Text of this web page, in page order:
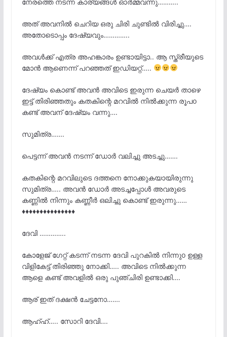
അത് അവനിൽ ചെറിയ ഒരു ചിരി ചുണ്ടിൽ വിരിച്ചു….
അതോടൊപ്പം ദേഷ്യവും…………..
അവൾക്ക് എത്ര അഹങ്കാരം ഉണ്ടായിട്ടാ.. ആ സ്ത്രീയുടെ
മോൻ ആണെന്ന് പറഞ്ഞത് ഇഡിയറ്റ്…..
ദേഷ്യം കൊണ്ട് അവൻ അവിടെ ഇരുന്ന ചെയർ താഴെ
ഇട്ട് തിരിഞ്ഞതും കതകിന്റെ മറവിൽ നിൽക്കുന്ന രൂപo
കണ്ട് അവന് ദേഷ്യം വന്നു….
സുമിത്ര…….
പെട്ടന്ന് അവൻ നടന്ന് ഡോർ വലിച്ചു അടച്ചു…….
കതകിന്റെ മറവിലുടെ ദത്തനെ നോക്കുകയായിരുന്നു
സുമിത്ര….. അവൻ ഡോർ അടച്ചപ്പോൾ അവരുടെ
കണ്ണിൽ നിന്നും കണ്ണീർ ഒലിച്ചു കൊണ്ട് ഇരുന്നു……
♦️♦️♦️♦️♦️♦️♦️♦️♦️♦️♦️♦️♦️♦️♦
️ദേവി …………..
കോളേജ് ഗേറ്റ് കടന്ന് നടന്ന ദേവി പുറകിൽ നിന്നുo ഉള്ള
വിളികേട്ട് തിരിഞ്ഞു നോക്കി….. അവിടെ നിൽക്കുന്ന
ആളെ കണ്ട് അവളിൽ ഒരു പുഞ്ചിരി ഉണ്ടാക്കി….
ആര് ഇത് ദക്ഷൻ ചേട്ടനോ…….
ആഹ്ഹ്….. സോറി ദേവി….